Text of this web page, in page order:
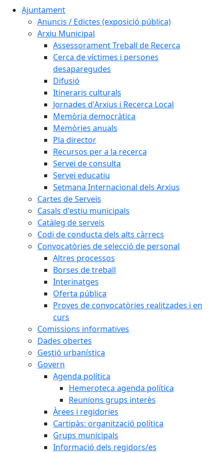
Ajuntament
Anuncis / Edictes (exposició pública)
Arxiu Municipal
Assessorament Treball de Recerca
Cerca de víctimes i persones
desaparegudes
Difusió
Itineraris culturals
Jornades d'Arxius i Recerca Local
Memòria democràtica
Memòries anuals
Pla director
Recursos per a la recerca
Servei de consulta
Servei educatiu
Setmana Internacional dels Arxius
Cartes de Serveis
Casals d'estiu municipals
Catàleg de serveis
Codi de conducta dels alts càrrecs
Convocatòries de selecció de personal
Altres processos
Borses de treball
Interinatges
Oferta pública
Proves de convocatòries realitzades i en
curs
Comissions informatives
Dades obertes
Gestió urbanística
Govern
Agenda política
Hemeroteca agenda política
Reunions grups interès
Àrees i regidories
Cartipàs: organització política
Grups municipals
Informació dels regidors/es